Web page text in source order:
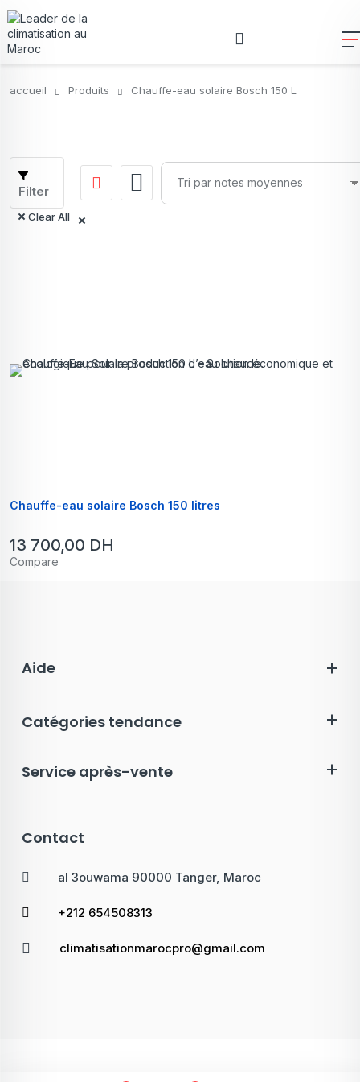
accueil Produits Chauffe-eau solaire Bosch 150 L
Filter
Clear All
Chauffe-eau solaire Bosch 150 litres
13 700,00 DH
Compare
Aide
Catégories tendance
Service après-vente
Contact
al 3ouwama 90000 Tanger, Maroc
+212 654508313
climatisationmarocpro@gmail.com